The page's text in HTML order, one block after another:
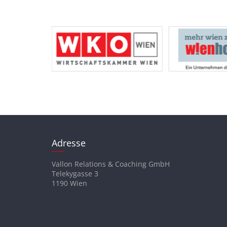
Adresse
Vallon Relations & Coaching GmbH
Telekygasse 3
1190 Wien